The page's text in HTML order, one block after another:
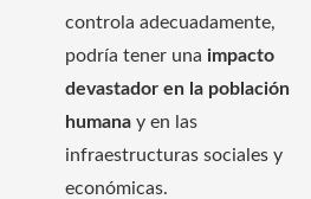
controla adecuadamente,
podría tener una impacto
devastador en la población
humana y en las
infraestructuras sociales y
económicas.